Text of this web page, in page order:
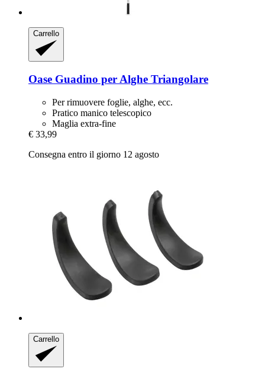
Carrello
Oase Guadino per Alghe Triangolare
Per rimuovere foglie, alghe, ecc.
Pratico manico telescopico
Maglia extra-fine
€ 33,99
Consegna entro il giorno 12 agosto
Carrello